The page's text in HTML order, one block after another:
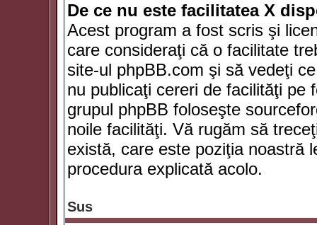
De ce nu este facilitatea X
Acest program a fost scris şi
care consideraţi că o facilitate
site-ul phpBB.com şi să vedeţi
nu publicaţi cereri de facilităţi pe
grupul phpBB foloseşte
noile facilităţi. Vă rugăm să
există, care este poziţia noastră
procedura explicată acolo.
Sus